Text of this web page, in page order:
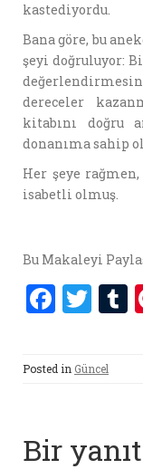
kastediyordu.
Bana göre, bu
şeyi doğruluyor:
dereceler
kitabını doğru
donanıma sahip
Her şeye
isabetli olmuş.
Bu Makaleyi
F
ce
b
o
T
it
te
Posted in Güncel
Bir